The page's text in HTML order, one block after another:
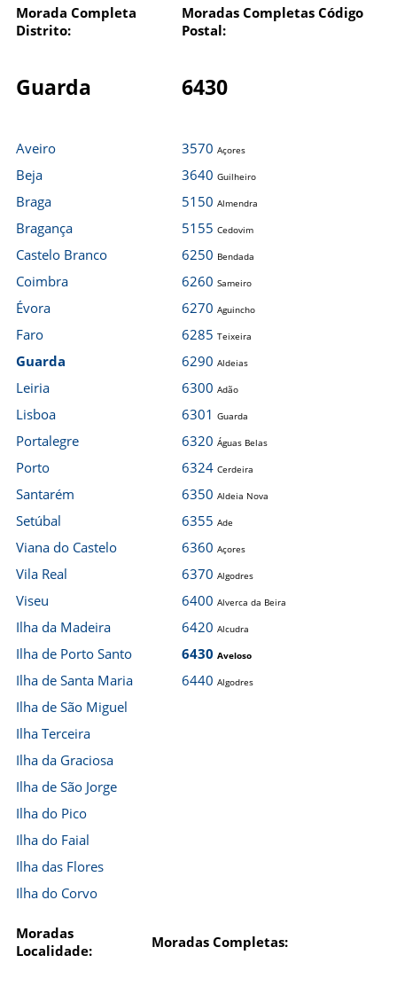
Morada Completa
Distrito:
Moradas Completas Código
Postal:
Guarda 6430
Aveiro
Beja
Braga
Bragança
Castelo Branco
Coimbra
Évora
Faro
Guarda
Leiria
Lisboa
Portalegre
Porto
Santarém
Setúbal
Viana do Castelo
Vila Real
Viseu
Ilha da Madeira
Ilha de Porto Santo
Ilha de Santa Maria
Ilha de São Miguel
Ilha Terceira
Ilha da Graciosa
Ilha de São Jorge
Ilha do Pico
Ilha do Faial
Ilha das Flores
Ilha do Corvo
3570 Açores
3640 Guilheiro
5150 Almendra
5155 Cedovim
6250 Bendada
6260 Sameiro
6270 Aguincho
6285 Teixeira
6290 Aldeias
6300 Adão
6301 Guarda
6320 Águas Belas
6324 Cerdeira
6350 Aldeia Nova
6355 Ade
6360 Açores
6370 Algodres
6400 Alverca da Beira
6420 Alcudra
6430 Aveloso
6440 Algodres
Moradas
Localidade:
Moradas Completas: